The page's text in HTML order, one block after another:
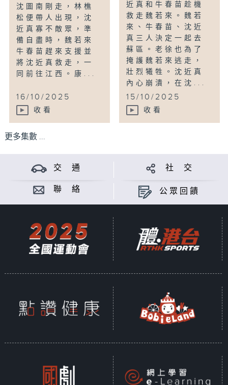
沈圖南剛走，林樵
松便帶人出現，沈
近真寡不敵眾，準
備自盡時，魏若來
牛春苗趕來支援並
將沈近真救走，一
同前往江西。康...
16/10/2025
收看
近真和牛春苗趁機
救走魏若來。魏若
來、牛春苗、沈近
真三人決定一起去
蘇區。老徐也為了
掩護魏若來逃走，
壯烈犧牲。沈近真
內心崩潰，在沈...
15/10/2025
收看
更多集數 ...
交 通 社 交
聯 絡 公眾回饋